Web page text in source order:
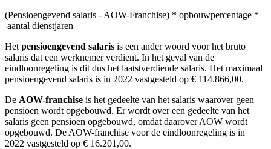
(Pensioengevend salaris - AOW-Franchise) * opbouwpercentage *
aantal dienstjaren
Het pensioengevend salaris is een ander woord voor het bruto
salaris dat een werknemer verdient. In het geval van de
eindloonregeling is dit dus het laatstverdiende salaris. Het maximaal
pensioengevend salaris is in 2022 vastgesteld op € 114.866,00.
De AOW-franchise is het gedeelte van het salaris waarover geen
pensioen wordt opgebouwd. Er wordt over een gedeelte van het
salaris geen pensioen opgebouwd, omdat daarover AOW wordt
opgebouwd. De AOW-franchise voor de eindloonregeling is in
2022 vastgesteld op € 16.201,00.